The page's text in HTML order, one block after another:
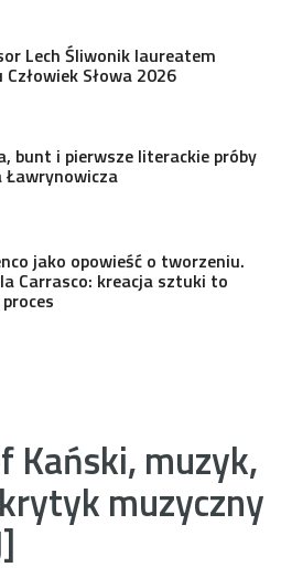
Lech Śliwonik laureatem
Słowa 2026
bunt i pierwsze literackie próby
Ławrynowicza
jako opowieść o tworzeniu.
Carrasco: kreacja sztuki to
Kański, muzyk,
muzyczny